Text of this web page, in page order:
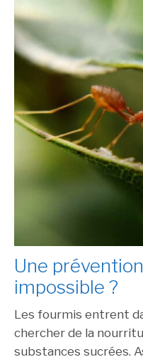
Une
impossible ?
Les fourmis entrent
chercher de la
substances sucrées.